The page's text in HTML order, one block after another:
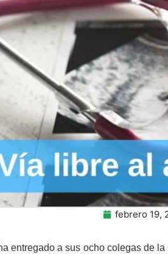
febrero 19,
entregado a sus ocho colegas de